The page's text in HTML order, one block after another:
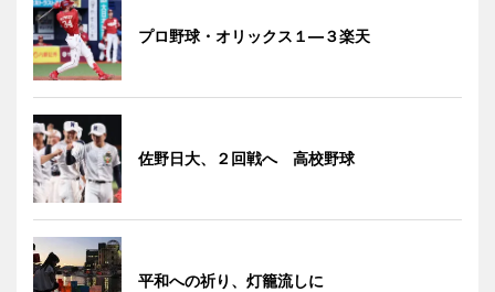
プロ野球・オリックス１―３楽天
佐野日大、２回戦へ 高校野球
平和への祈り、灯籠流しに